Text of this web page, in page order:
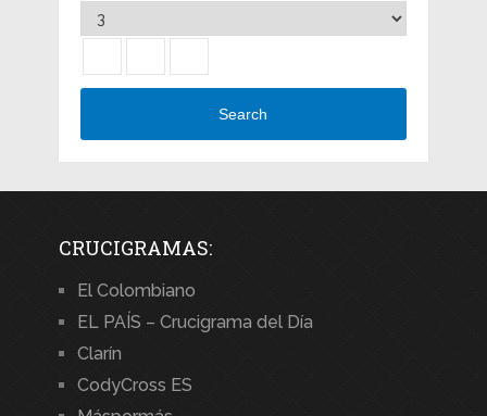
Search
CRUCIGRAMAS:
El Colombiano
EL PAÍS – Crucigrama del Día
Clarín
CodyCross ES